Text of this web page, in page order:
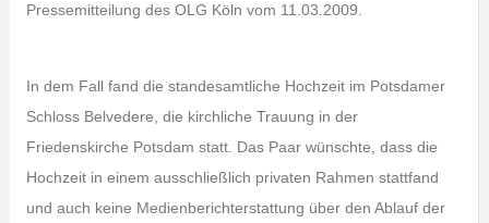
Pressemitteilung des OLG Köln vom 11.03.2009.
In dem Fall fand die standesamtliche Hochzeit im Potsdamer
Schloss Belvedere, die kirchliche Trauung in der
Friedenskirche Potsdam statt. Das Paar wünschte, dass die
Hochzeit in einem ausschließlich privaten Rahmen stattfand
und auch keine Medienberichterstattung über den Ablauf der